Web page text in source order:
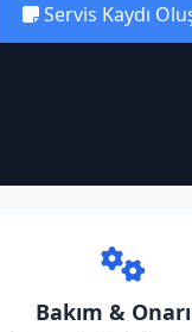
Servis Kaydı
Bakım &